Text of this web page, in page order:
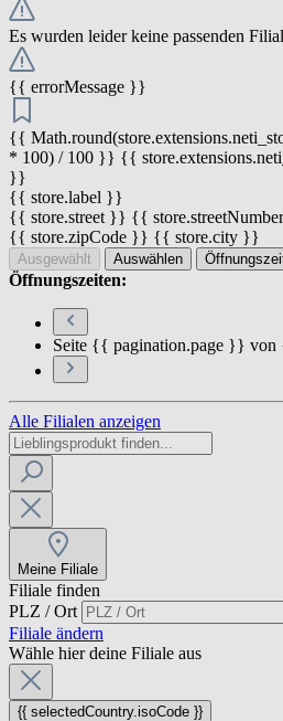
Es wurden leider keine passenden
{{ errorMessage }}
{{
* 100) / 100 }} {{
}}
{{ store.label }}
{{ store.street }} {{
{{ store.zipCode }} {{ store.city }}
Ausgewählt Auswählen
Öffnungszeiten:
Seite {{ pagination.page }}
Alle Filialen anzeigen
Meine Filiale
Filiale finden
PLZ / Ort
Filiale ändern
Wähle hier deine Filiale aus
{{ selectedCountry.isoCode }}